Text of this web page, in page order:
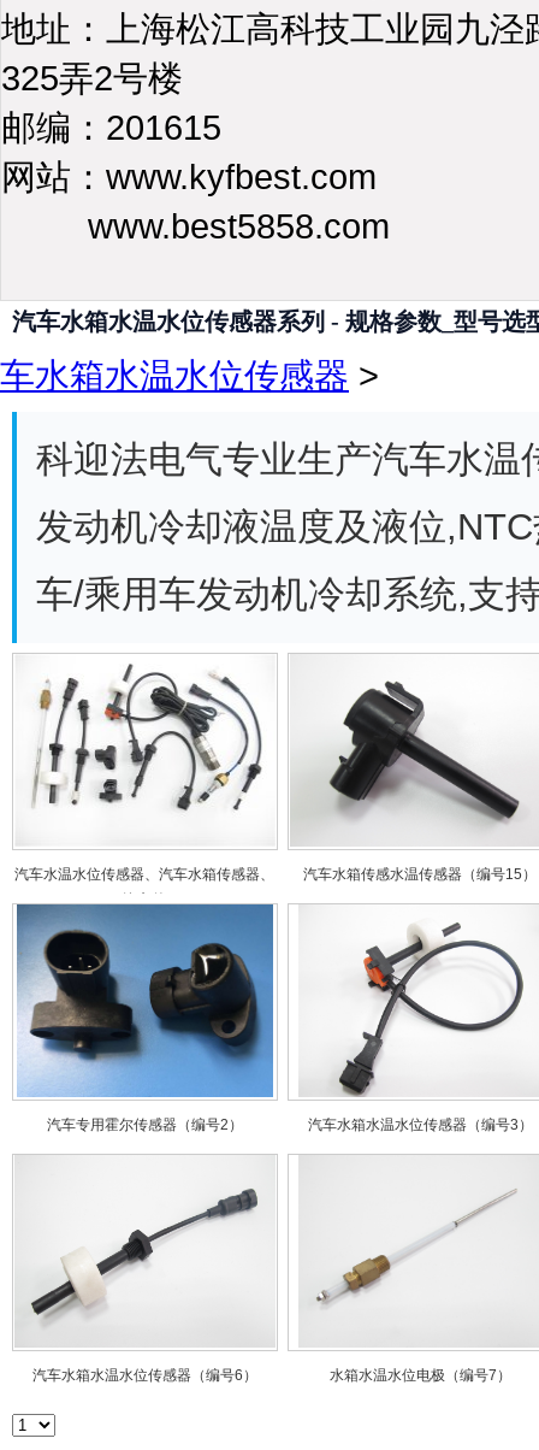
地址：上海松江高科技工业园九泾
325弄2号楼
邮编：201615
网站：www.kyfbest.com
www.best5858.com
汽车水箱水温水位传感器系列 - 规格参数_型号选
车水箱水温水位传感器 >
科迎法电气专业生产汽车水
发动机冷却液温度及液位
车/乘用车发动机冷却系统,支
汽车水温水位传感器、汽车水箱传感器、
汽车传
汽车水箱传感水温传感器（编号15）
汽车专用霍尔传感器（编号2） 汽车水箱水温水位传感器（编号3）
汽车水箱水温水位传感器（编号6） 水箱水温水位电极（编号7）